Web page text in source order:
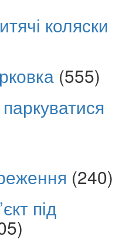
коляски
(555)
(240)
під